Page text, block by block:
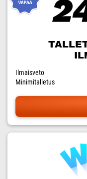
Ilmaisveto
Minimitalletus